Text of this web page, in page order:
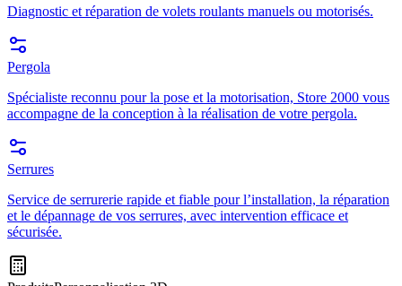
Diagnostic et réparation de volets roulants manuels ou motorisés.
Pergola
Spécialiste reconnu pour la pose et la motorisation, Store 2000 vous
accompagne de la conception à la réalisation de votre pergola.
Serrures
Service de serrurerie rapide et fiable pour l’installation, la réparation
et le dépannage de vos serrures, avec intervention efficace et
sécurisée.